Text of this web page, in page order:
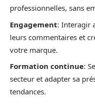
professionnelles, sans
Engagement: Interagir
leurs commentaires et
votre marque.
Formation continue:
secteur et adapter sa
tendances.